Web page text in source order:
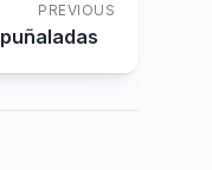
PREVIOUS